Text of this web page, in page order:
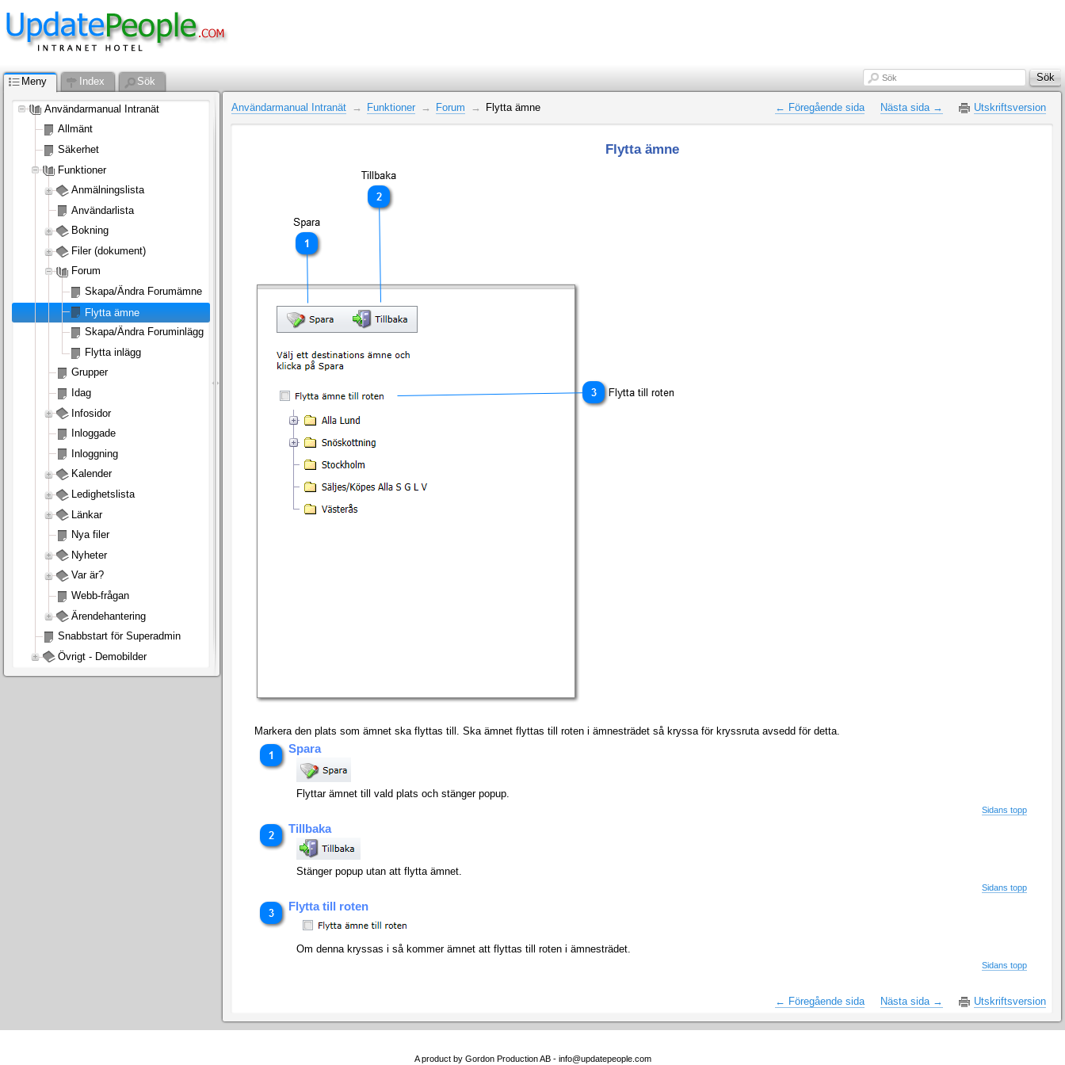
Meny Index Sök
Användarmanual Intranät
Allmänt
Säkerhet
Funktioner
Anmälningslista
Användarlista
Bokning
Filer (dokument)
Forum
Skapa/Ändra Forumämne
Flytta ämne
Skapa/Ändra Foruminlägg
Flytta inlägg
Grupper
Idag
Infosidor
Inloggade
Inloggning
Kalender
Ledighetslista
Länkar
Nya filer
Nyheter
Var är?
Webb-frågan
Ärendehantering
Snabbstart för Superadmin
Övrigt - Demobilder
Sök Sök
Användarmanual Intranät Funktioner Forum Flytta ämne ← Föregående sida Nästa sida → Utskriftsversion
Flytta ämne
Markera den plats som ämnet ska flyttas till. Ska ämnet flyttas till roten i ämnesträdet så kryssa för kryssruta avsedd för detta.
Spara
Flyttar ämnet till vald plats och stänger popup.
Sidans topp
Tillbaka
Stänger popup utan att flytta ämnet.
Sidans topp
Flytta till roten
Om denna kryssas i så kommer ämnet att flyttas till roten i ämnesträdet.
Sidans topp
← Föregående sida Nästa sida → Utskriftsversion
A product by Gordon Production AB - info@updatepeople.com